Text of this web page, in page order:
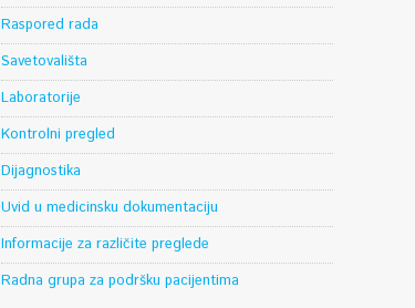
Raspored rada
Savetovališta
Laboratorije
Kontrolni pregled
Dijagnostika
Uvid u medicinsku dokumentaciju
Informacije za različite preglede
Radna grupa za podršku pacijentima